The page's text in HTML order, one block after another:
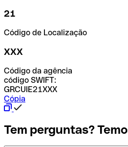
21
Código de Localização
XXX
Código da agência
código SWIFT:
GRCUIE21XXX
Cópia
Tem perguntas?